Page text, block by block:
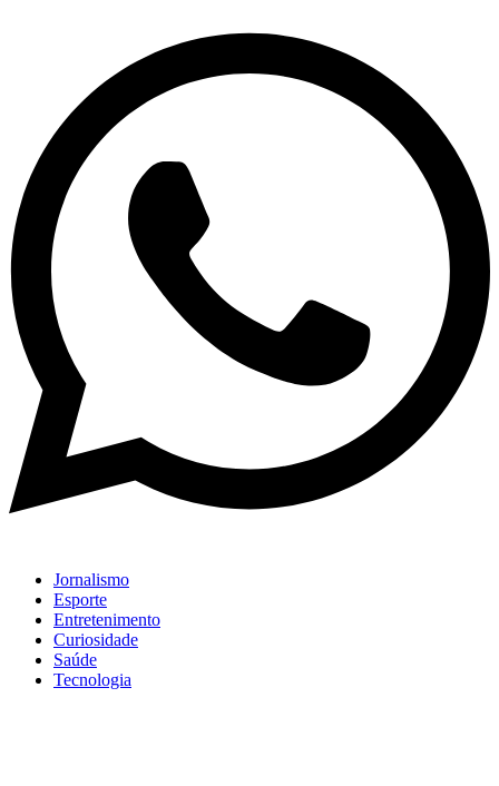
Jornalismo
Esporte
Entretenimento
Curiosidade
Saúde
Tecnologia